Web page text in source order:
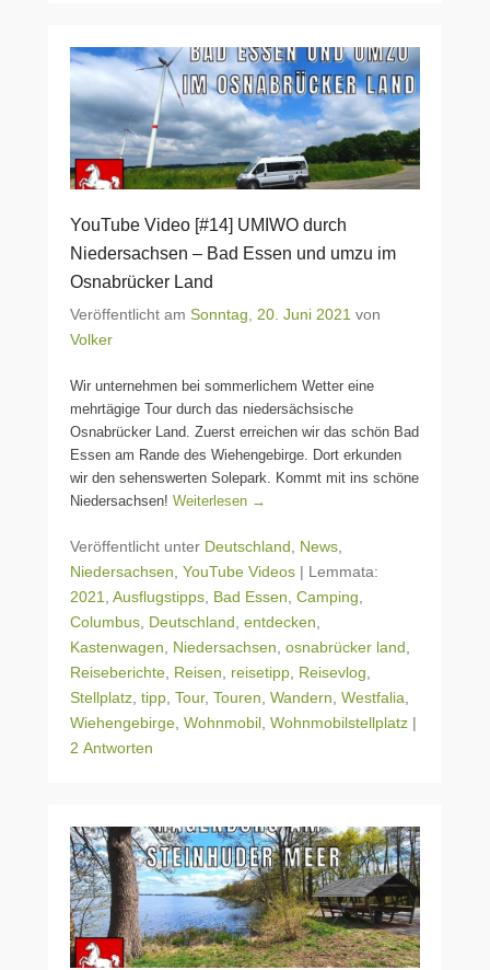
YouTube Video [#14] UMIWO durch
Niedersachsen – Bad Essen und umzu im
Osnabrücker Land
Veröffentlicht am Sonntag, 20. Juni 2021 von
Volker
Wir unternehmen bei sommerlichem Wetter eine
mehrtägige Tour durch das niedersächsische
Osnabrücker Land. Zuerst erreichen wir das schön Bad
Essen am Rande des Wiehengebirge. Dort erkunden
wir den sehenswerten Solepark. Kommt mit ins schöne
Niedersachsen! Weiterlesen →
Veröffentlicht unter Deutschland News
Niedersachsen YouTube Videos | Lemmata:
2021
Ausflugstipps Bad Essen Camping
Columbus Deutschland entdecken
Kastenwagen
Niedersachsen osnabrücker land
Reiseberichte Reisen reisetipp Reisevlog
Stellplatz tipp Tour, Touren Wandern Westfalia
Wiehengebirge Wohnmobil Wohnmobilstellplatz |
2 Antworten